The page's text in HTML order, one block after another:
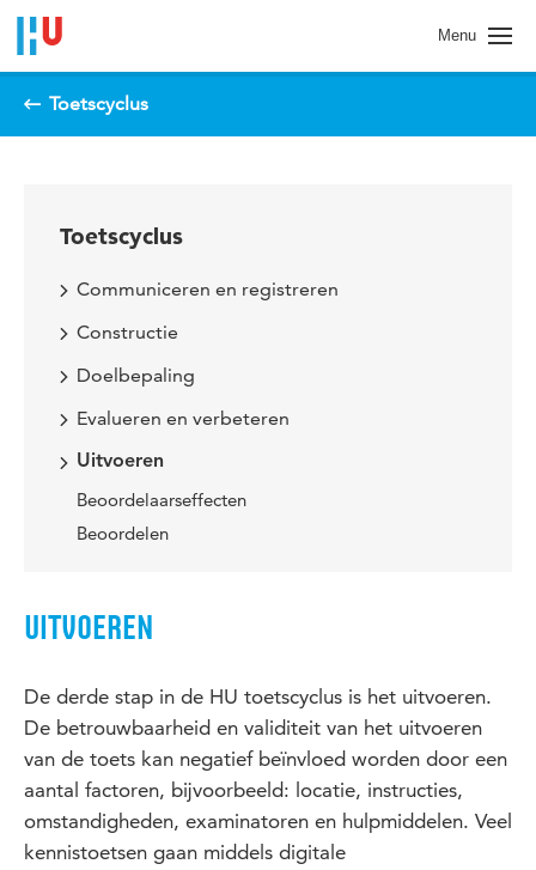
Spring naar pagina inhoud
Menu
Toetscyclus
Toetscyclus
Communiceren en registreren
Constructie
Doelbepaling
Evalueren en verbeteren
Uitvoeren
Beoordelaarseffecten
Beoordelen
UITVOEREN
De derde stap in de HU toetscyclus is het uitvoeren.
De betrouwbaarheid en validiteit van het uitvoeren
van de toets kan negatief beïnvloed worden door een
aantal factoren, bijvoorbeeld: locatie, instructies,
omstandigheden, examinatoren en hulpmiddelen. Veel
kennistoetsen gaan middels digitale